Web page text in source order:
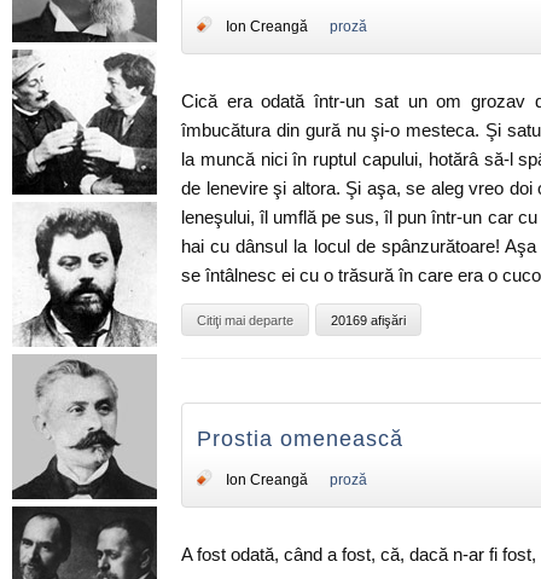
Ion Creangă proză
Cică era odată într-un sat un om grozav
îmbucătura din gură nu şi-o mesteca. Şi
la muncă nici în ruptul capului, hotărâ să-l
de lenevire şi altora. Şi aşa, se aleg vreo
leneşului, îl umflă pe sus, îl pun într-un car
hai cu dânsul la locul de spânzurătoare!
se întâlnesc ei cu o trăsură în care era o
Citiţi mai departe 20169 afişări
Prostia omenească
Ion Creangă proză
A fost odată, când a fost, că, dacă n-ar fi